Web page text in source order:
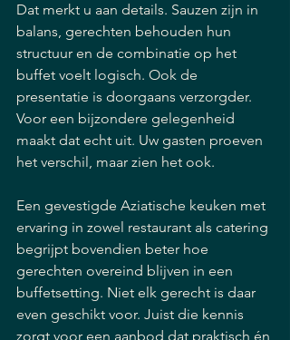
Dat merkt u aan details. Sauzen zijn in
balans, gerechten behouden hun
structuur en de combinatie op het
buffet voelt logisch. Ook de
presentatie is doorgaans verzorgder.
Voor een bijzondere gelegenheid
maakt dat echt uit. Uw gasten proeven
het verschil, maar zien het ook.
Een gevestigde Aziatische keuken met
ervaring in zowel restaurant als catering
begrijpt bovendien beter hoe
gerechten overeind blijven in een
buffetsetting. Niet elk gerecht is daar
even geschikt voor. Juist die kennis
zorgt voor een aanbod dat praktisch én